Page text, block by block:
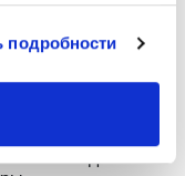
подробности
дисковые